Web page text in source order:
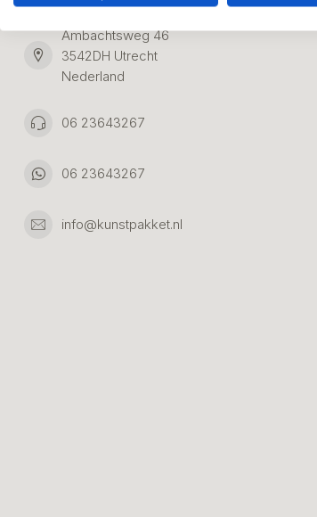
Ambachtsweg 46
3542DH Utrecht
Nederland
06 23643267
06 23643267
info@kunstpakket.nl